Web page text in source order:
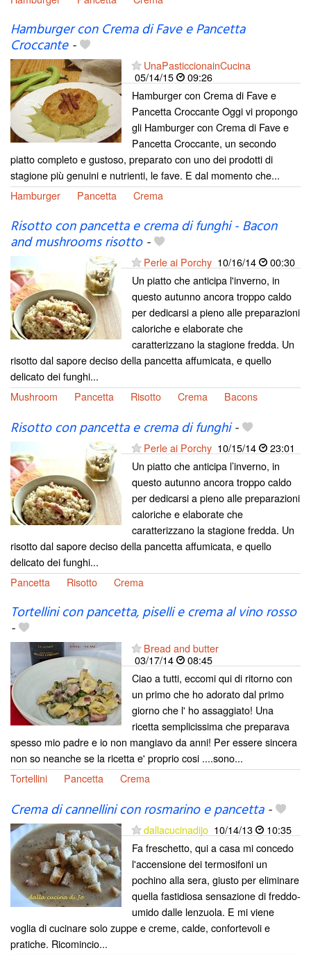
Hamburger con Crema di Fave e Pancetta
Croccante-
UnaPasticcionainCucina
05/14/15
09:26
Hamburger con Crema di Fave e
Pancetta Croccante Oggi vi propongo
gli Hamburger con Crema di Fave e
Pancetta Croccante, un secondo
piatto completo e gustoso, preparato con uno dei prodotti di
stagione più genuini e nutrienti, le fave. E dal momento che...
Hamburger
Pancetta Crema
Risotto con pancetta e crema di funghi - Bacon
and mushrooms risotto-
Perle ai Porchy 10/16/14
00:30
Un piatto che anticipa l'inverno, in
questo autunno ancora troppo caldo
per dedicarsi a pieno alle preparazioni
caloriche e elaborate che
caratterizzano la stagione fredda. Un
risotto dal sapore deciso della pancetta affumicata, e quello
delicato dei funghi...
Mushroom
Pancetta Risotto Crema Bacons
Risotto con pancetta e crema di funghi-
Perle ai Porchy 10/15/14
23:01
Un piatto che anticipa l’inverno, in
questo autunno ancora troppo caldo
per dedicarsi a pieno alle preparazioni
caloriche e elaborate che
caratterizzano la stagione fredda. Un
risotto dal sapore deciso della pancetta affumicata, e quello
delicato dei funghi...
Pancetta
Risotto Crema
Tortellini con pancetta, piselli e crema al vino rosso
-
Bread and butter
03/17/14
08:45
Ciao a tutti, eccomi qui di ritorno con
un primo che ho adorato dal primo
giorno che l' ho assaggiato! Una
ricetta semplicissima che preparava
spesso mio padre e io non mangiavo da anni! Per essere sincera
non so neanche se la ricetta e' proprio cosi ....sono...
Tortellini
Pancetta Crema
Crema di cannellini con rosmarino e pancetta-
dallacucinadijo 10/14/13
10:35
Fa freschetto, qui a casa mi concedo
l'accensione dei termosifoni un
pochino alla sera, giusto per eliminare
quella fastidiosa sensazione di freddo-
umido dalle lenzuola. E mi viene
voglia di cucinare solo zuppe e creme, calde, confortevoli e
pratiche. Ricomincio...